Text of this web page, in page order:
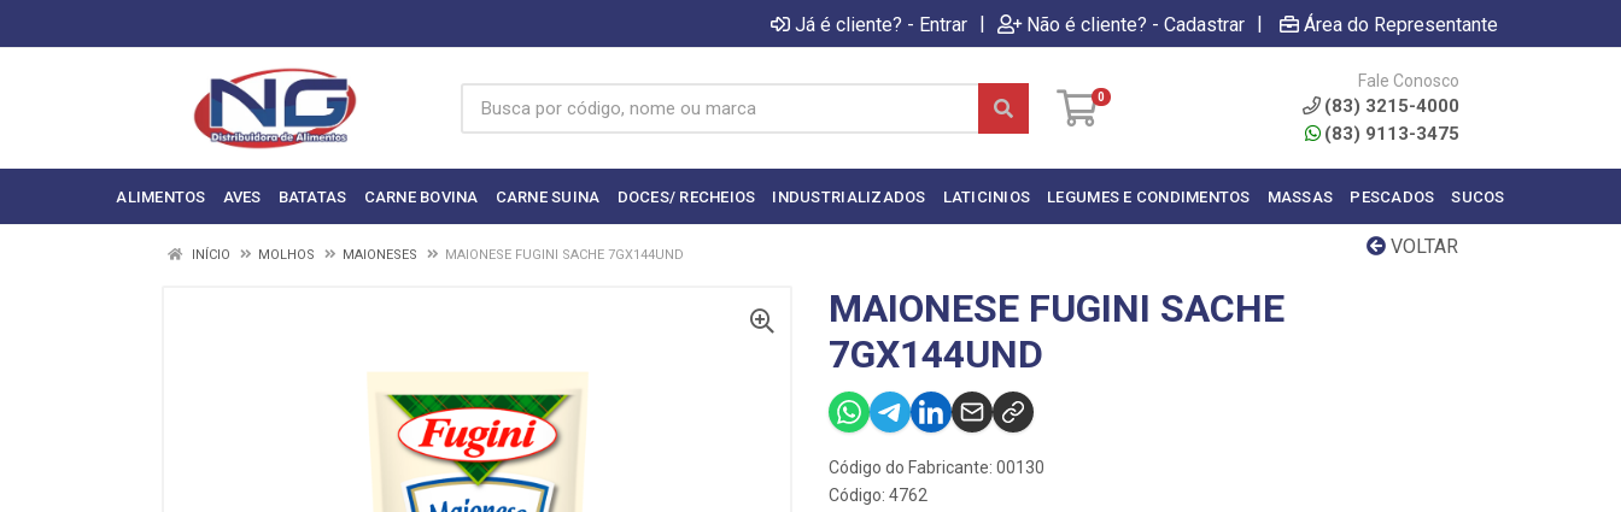
Já é cliente? - Entrar | Não é cliente? - Cadastrar | Área do Representante
0
Fale Conosco
(83) 3215-4000
(83) 9113-3475
ALIMENTOS AVES BATATAS CARNE BOVINA CARNE SUINA DOCES/ RECHEIOS INDUSTRIALIZADOS LATICINIOS LEGUMES E CONDIMENTOS MASSAS PESCADOS SUCOS
VOLTAR
INÍCIO MOLHOS MAIONESES MAIONESE FUGINI SACHE 7GX144UND
MAIONESE FUGINI SACHE
7GX144UND
Código do Fabricante: 00130
Código: 4762